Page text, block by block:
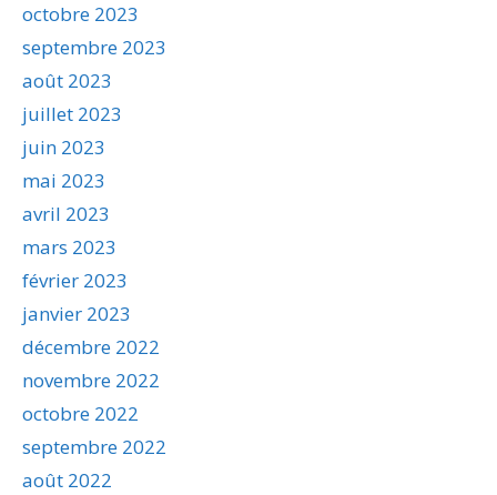
octobre 2023
septembre 2023
août 2023
juillet 2023
juin 2023
mai 2023
avril 2023
mars 2023
février 2023
janvier 2023
décembre 2022
novembre 2022
octobre 2022
septembre 2022
août 2022